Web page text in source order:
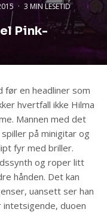
· 3 MIN LESETID
Pink-
før en headliner som
hvertfall ikke Hilma
Mannen med det
på minigitar og
fyr med briller.
og roper litt
hånden. Det kan
uansett ser han
duoen